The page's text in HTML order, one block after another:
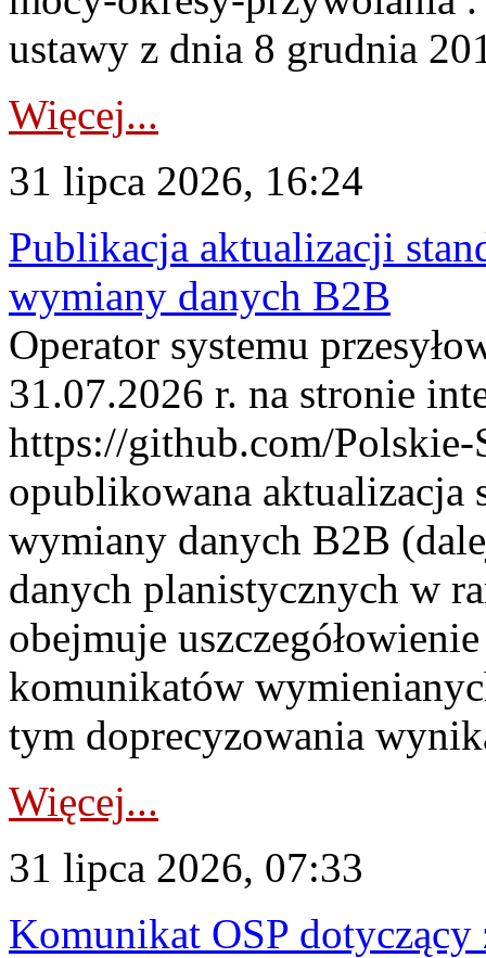
ustawy z dnia 8 grudnia
Więcej...
31 lipca 2026, 16:24
Publikacja aktualizacji
wymiany danych B2B
Operator systemu
31.07.2026 r. na stronie
https://github.com/Polskie-
opublikowana aktualizacja
wymiany danych B2B
danych planistycznych w
obejmuje
komunikatów
tym doprecyzowania
Więcej...
31 lipca 2026, 07:33
Komunikat OSP dotyczący